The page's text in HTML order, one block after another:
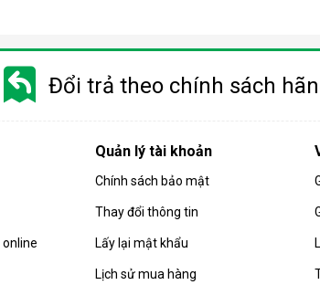
Đổi trả theo chính sách
Quản lý tài khoản
Chính sách bảo mật
Thay đổi thông tin
Lấy lại mật khẩu
Lịch sử mua hàng